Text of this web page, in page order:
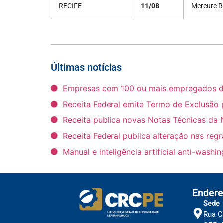
RECIFE 11/08 Mercure
Últimas notícias
Empresas com 100 ou mais empregados
Receita Federal emite Termo de
Receita publica novas Notas Técnicas
Receita Federal publica alteração nas
Manual e inteligência artificial anti-
Sede
Rua